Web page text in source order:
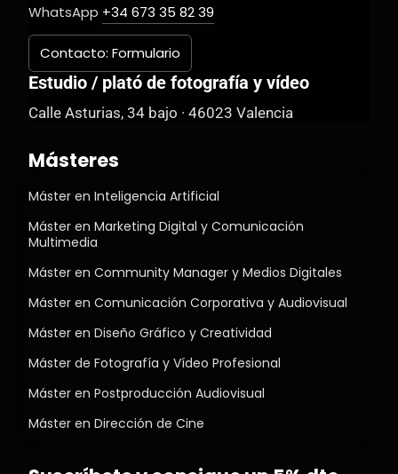
WhatsApp +34 673 35 82 39
Contacto: Formulario
Estudio / plató de fotografía y vídeo
Calle Asturias, 34 bajo · 46023 Valencia
Másteres
Máster en Inteligencia Artificial
Máster en Marketing Digital y Comunicación
Multimedia
Máster en Community Manager y Medios Digitales
Máster en Comunicación Corporativa y Audiovisual
Máster en Diseño Gráfico y Creatividad
Máster de Fotografía y Vídeo Profesional
Máster en Postproducción Audiovisual
Máster en Dirección de Cine